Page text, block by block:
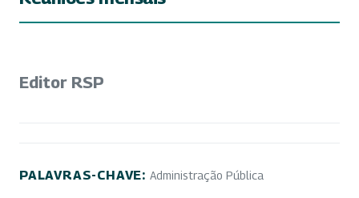
Editor RSP
PALAVRAS-CHAVE: Administração Pública